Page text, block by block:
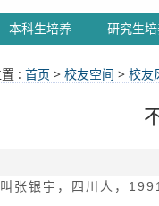
本科生培养 研究生
: 首页 > 校友空间 > 校友
张银宇，四川人，